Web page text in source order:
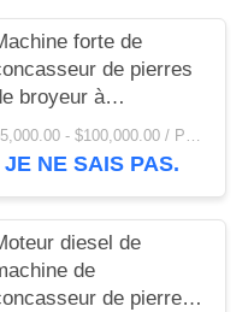
forte de
de pierres
broyeur à
de vortex
résistant à l'usure de
$5,000.00 - $100,000.00 / Piece MOQ:1 morceau/morceaux
JE NE SAIS PAS.
diesel de
de
de pierres